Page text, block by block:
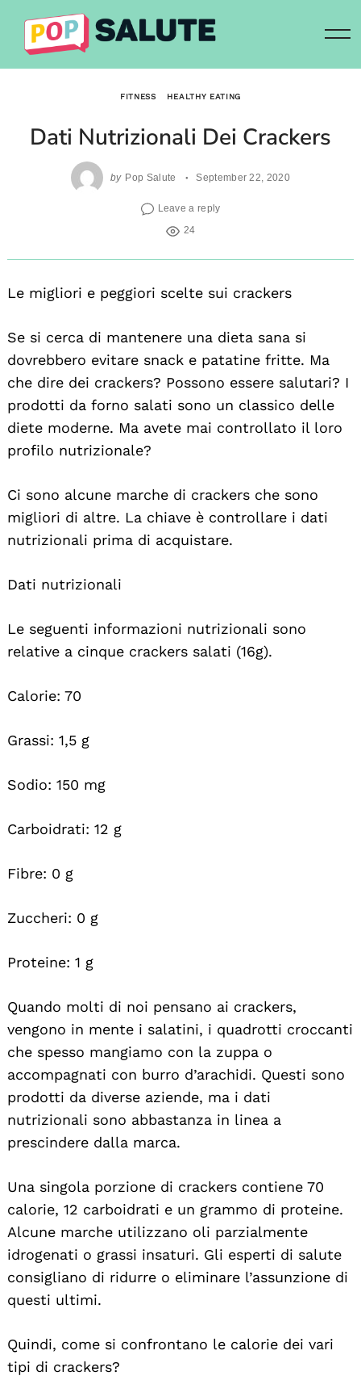
content
FITNESS HEALTHY EATING
Dati Nutrizionali Dei Crackers
by Pop Salute September 22, 2020
Leave a reply
24
Le migliori e peggiori scelte sui crackers
Se si cerca di mantenere una dieta sana si
dovrebbero evitare snack e patatine fritte. Ma
che dire dei crackers? Possono essere salutari? I
prodotti da forno salati sono un classico delle
diete moderne. Ma avete mai controllato il loro
profilo nutrizionale?
Ci sono alcune marche di crackers che sono
migliori di altre. La chiave è controllare i dati
nutrizionali prima di acquistare.
Dati nutrizionali
Le seguenti informazioni nutrizionali sono
relative a cinque crackers salati (16g).
Calorie: 70
Grassi: 1,5 g
Sodio: 150 mg
Carboidrati: 12 g
Fibre: 0 g
Zuccheri: 0 g
Proteine: 1 g
Quando molti di noi pensano ai crackers,
vengono in mente i salatini, i quadrotti croccanti
che spesso mangiamo con la zuppa o
accompagnati con burro d’arachidi. Questi sono
prodotti da diverse aziende, ma i dati
nutrizionali sono abbastanza in linea a
prescindere dalla marca.
Una singola porzione di crackers contiene 70
calorie, 12 carboidrati e un grammo di proteine.
Alcune marche utilizzano oli parzialmente
idrogenati o grassi insaturi. Gli esperti di salute
consigliano di ridurre o eliminare l’assunzione di
questi ultimi.
Quindi, come si confrontano le calorie dei vari
tipi di crackers?